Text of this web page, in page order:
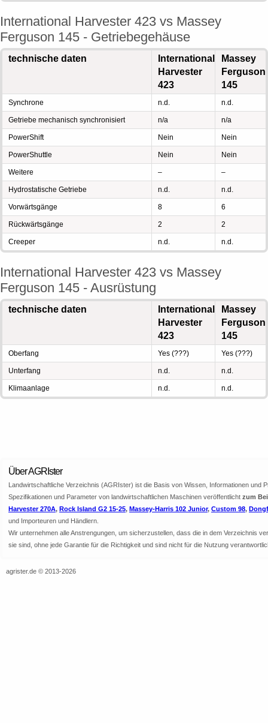
International Harvester 423 vs Massey
Ferguson 145 - Getriebegehäuse
technische daten
International
Harvester
423
Massey
Ferguson
145
Synchrone n.d. n.d.
Getriebe mechanisch synchronisiert n/a n/a
PowerShift Nein Nein
PowerShuttle Nein Nein
Weitere – –
Hydrostatische Getriebe n.d. n.d.
Vorwärtsgänge 8 6
Rückwärtsgänge 2 2
Creeper n.d. n.d.
International Harvester 423 vs Massey
Ferguson 145 - Ausrüstung
technische daten
International
Harvester
423
Massey
Ferguson
145
Oberfang Yes (???) Yes (???)
Unterfang n.d. n.d.
Klimaanlage n.d. n.d.
Über AGRIster
Landwirtschaftliche Verzeichnis (AGRIster) ist die Basis von Wissen, Informationen
Spezifikationen und Parameter von landwirtschaftlichen Maschinen veröffentlicht zum
Harvester 270A, Rock Island G2 15-25, Massey-Harris 102 Junior, Custom 98,
und Importeuren und Händlern.
Wir unternehmen alle Anstrengungen, um sicherzustellen, dass die in dem Verzeichnis
sie sind, ohne jede Garantie für die Richtigkeit und sind nicht für die Nutzung
agrister.de © 2013-2026